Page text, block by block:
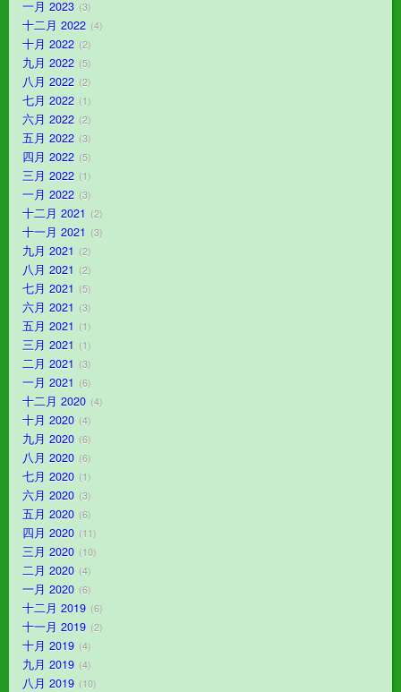
一月 2023 3
十二月 2022 4
十月 2022 2
九月 2022 5
八月 2022 2
七月 2022 1
六月 2022 2
五月 2022 3
四月 2022 5
三月 2022 1
一月 2022 3
十二月 2021 2
十一月 2021 3
九月 2021 2
八月 2021 2
七月 2021 5
六月 2021 3
五月 2021 1
三月 2021 1
二月 2021 3
一月 2021 6
十二月 2020 4
十月 2020 4
九月 2020 6
八月 2020 6
七月 2020 1
六月 2020 3
五月 2020 6
四月 2020 11
三月 2020 10
二月 2020 4
一月 2020 6
十二月 2019 6
十一月 2019 2
十月 2019 4
九月 2019 4
八月 2019 10